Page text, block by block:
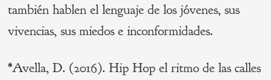
también hablen el lenguaje de los jóvenes, sus
vivencias, sus miedos e inconformidades.
*Avella, D. (2016). Hip Hop el ritmo de las calles